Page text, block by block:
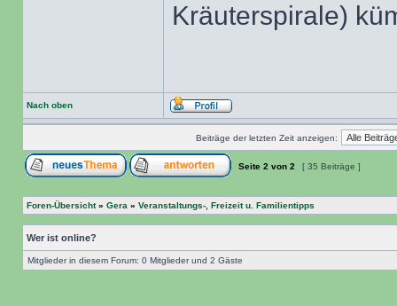
Kräuterspirale)
Nach oben
Beiträge der letzten Zeit anzeigen:
Seite 2 von 2 [ 35 Beiträge ]
Foren-Übersicht» Gera » Veranstaltungs-, Freizeit u. Familientipps
Wer ist online?
Mitglieder in diesem Forum: 0 Mitglieder und 2 Gäste